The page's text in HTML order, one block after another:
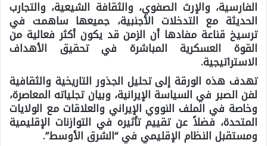
الفارسية، والإرث الصفوي، والثقافة الشيعية، والتجارب
الحديثة مع التدخلات الأجنبية، جميعها ساهمت في
ترسيخ قناعة مفادها أن الزمن قد يكون أكثر فعالية من
القوة العسكرية المباشرة في تحقيق الأهداف
الاستراتيجية.
تهدف هذه الورقة إلى تحليل الجذور التاريخية والثقافية
لفن الصبر في السياسة الإيرانية، وبيان تجلياته المعاصرة،
وخاصة في الملف النووي الإيراني والعلاقات مع الولايات
المتحدة، فضلاً عن تقييم تأثيره في التوازنات الإقليمية
ومستقبل النظام الإقليمي في “الشرق الأوسط”.